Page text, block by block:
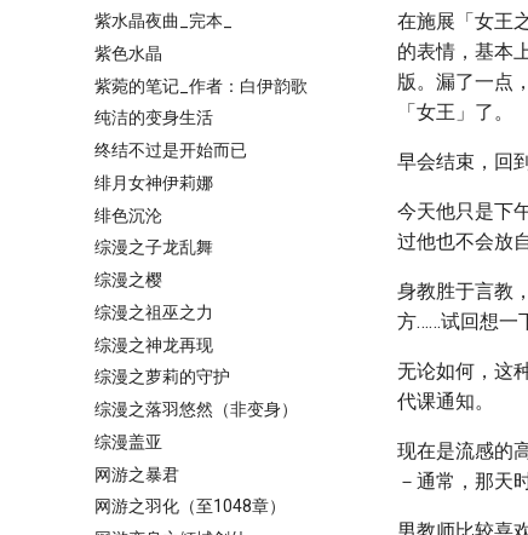
紫水晶夜曲_完本_
紫色水晶
紫菀的笔记_作者：白伊韵歌
纯洁的变身生活
终结不过是开始而已
绯月女神伊莉娜
绯色沉沦
综漫之子龙乱舞
综漫之樱
综漫之祖巫之力
综漫之神龙再现
综漫之萝莉的守护
综漫之落羽悠然（非变身）
综漫盖亚
网游之暴君
网游之羽化（至1048章）
在施展「女王
的表情，基本
版。漏了一点
「女王」了。
早会结束，回
今天他只是下
过他也不会放
身教胜于言教
方……试回想一
无论如何，这
代课通知。
现在是流感的
－通常，那天